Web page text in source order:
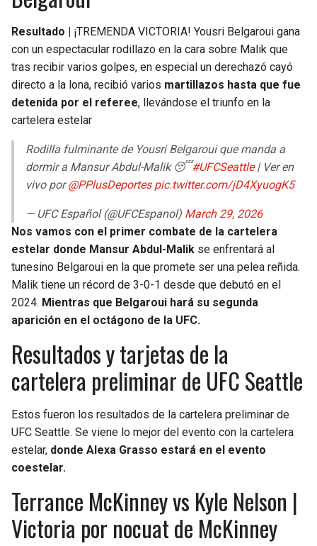
Resultado |
¡TREMENDA VICTORIA! Yousri Belgaroui gana
con un espectacular rodillazo en la cara sobre Malik que
tras recibir varios golpes, en especial un derechazó cayó
directo a la lona, recibió varios martillazos hasta que fue
detenida por el referee, llevándose el triunfo en la
cartelera estelar
Rodilla fulminante de Yousri Belgaroui que manda a
dormir a Mansur Abdul-Malik 😴#UFCSeattle| Ver en
vivo por@PPlusDeportes pic.twitter.com/jD4XyuogK5
— UFC Español (@UFCEspanol) March 29, 2026
Nos vamos con el primer combate de la cartelera
estelar donde Mansur Abdul-Malik se enfrentará al
tunesino Belgaroui en la que promete ser una pelea reñida.
Malik tiene un récord de 3-0-1 desde que debutó en el
2024. Mientras que Belgaroui hará su segunda
aparición en el octágono de la UFC.
Resultados y tarjetas de la
cartelera preliminar de UFC Seattle
Estos fueron los resultados de la cartelera preliminar de
UFC Seattle. Se viene lo mejor del evento con la cartelera
estelar, donde Alexa Grasso estará en el evento
coestelar.
Terrance McKinney vs Kyle Nelson |
Victoria por nocuat de McKinney